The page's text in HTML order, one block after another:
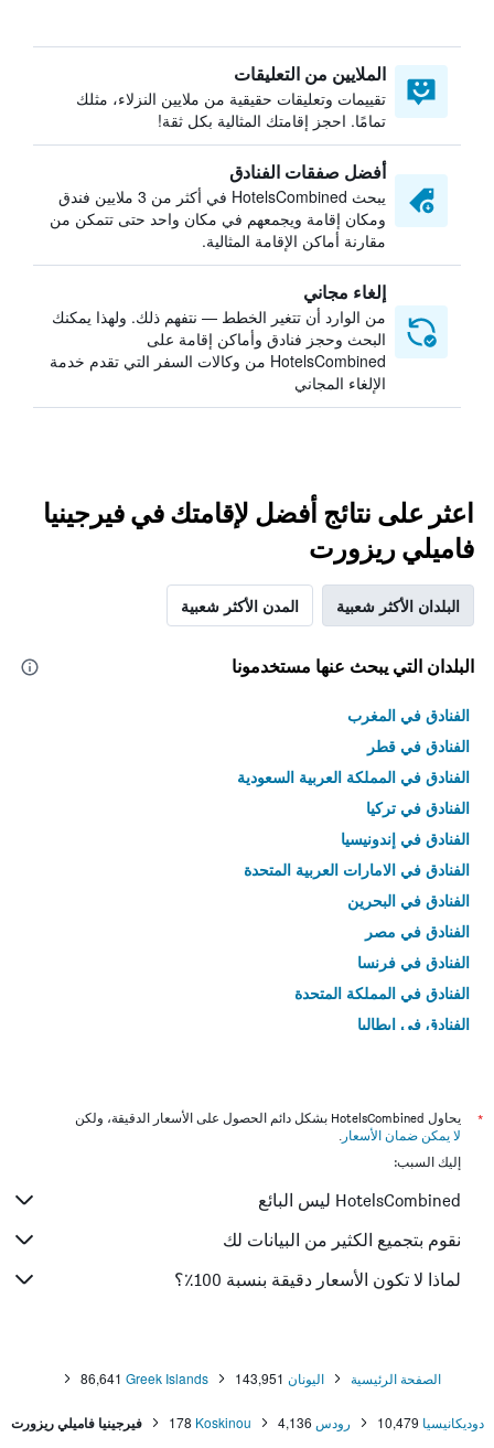
الملايين من التعليقات
تقييمات وتعليقات حقيقية من ملايين النزلاء، مثلك
تمامًا. احجز إقامتك المثالية بكل ثقة!
أفضل صفقات الفنادق
يبحث HotelsCombined في أكثر من 3 ملايين فندق
ومكان إقامة ويجمعهم في مكان واحد حتى تتمكن من
مقارنة أماكن الإقامة المثالية.
إلغاء مجاني
من الوارد أن تتغير الخطط — نتفهم ذلك. ولهذا يمكنك
البحث وحجز فنادق وأماكن إقامة على
HotelsCombined من وكالات السفر التي تقدم خدمة
الإلغاء المجاني
اعثر على نتائج أفضل لإقامتك في فيرجينيا
فاميلي ريزورت
البلدان الأكثر شعبية المدن الأكثر شعبية
البلدان التي يبحث عنها مستخدمونا
الفنادق في المغرب
الفنادق في قطر
الفنادق في المملكة العربية السعودية
الفنادق في تركيا
الفنادق في إندونيسيا
الفنادق في الامارات العربية المتحدة
الفنادق في البحرين
الفنادق في مصر
الفنادق في فرنسا
الفنادق في المملكة المتحدة
الفنادق في إيطاليا
*
يحاول HotelsCombined بشكل دائم الحصول على الأسعار الدقيقة، ولكن
لا يمكن ضمان الأسعار .
إليك السبب:
HotelsCombined ليس البائع
نقوم بتجميع الكثير من البيانات لك
لماذا لا تكون الأسعار دقيقة بنسبة 100٪؟
الصفحة الرئيسية اليونان 143,951
Greek Islands
86,641
دوديكانيسيا 10,479 رودس 4,136
Koskinou
178 فيرجينيا فاميلي ريزورت